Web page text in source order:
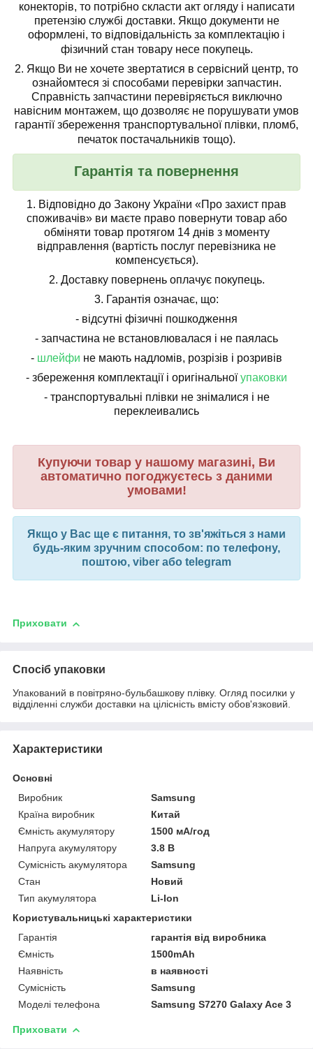
конекторів, то потрібно скласти акт огляду і написати
претензію службі доставки. Якщо документи не
оформлені, то відповідальність за комплектацію і
фізичний стан товару несе покупець.
2. Якщо Ви не хочете звертатися в сервісний центр, то
ознайомтеся зі способами перевірки запчастин.
Справність запчастини перевіряється виключно
навісним монтажем, що дозволяє не порушувати умов
гарантії збереження транспортувальної плівки, пломб,
печаток постачальників тощо).
Гарантія та повернення
1. Відповідно до Закону України «Про захист прав
споживачів» ви маєте право повернути товар або
обміняти товар протягом 14 днів з моменту
відправлення (вартість послуг перевізника не
компенсується).
2. Доставку повернень оплачує покупець.
3. Гарантія означає, що:
- відсутні фізичні пошкодження
- запчастина не встановлювалася і не паялась
- шлейфи не мають надломів, розрізів і розривів
- збереження комплектації і оригінальноїупаковки
- транспортувальні плівки не знімалися і не
переклеивались
Купуючи товар у нашому магазині, Ви
автоматично погоджуєтесь з даними
умовами!
Якщо у Вас ще є питання, то зв'яжіться з нами
будь-яким зручним способом: по телефону,
поштою, viber або telegram
Приховати
Спосіб упаковки
Упакований в повітряно-бульбашкову плівку. Огляд посилки у
відділенні служби доставки на цілісність вмісту обов'язковий.
Характеристики
Основні
Виробник
Samsung
Країна виробник
Китай
Ємність акумулятору
1500 мА/год
Напруга акумулятору
3.8 В
Сумісність акумулятора
Samsung
Стан
Новий
Тип акумулятора
Li-Ion
Користувальницькі характеристики
Гарантія
гарантія від виробника
Ємність
1500mAh
Наявність
в наявності
Сумісність
Samsung
Моделі телефона
Samsung S7270 Galaxy Ace 3
Приховати